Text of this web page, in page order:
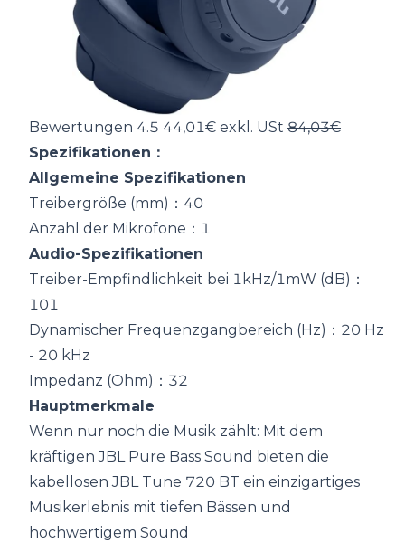
Bewertungen 4.5 44,01€ exkl. USt 84,03€
Spezifikationen：
Allgemeine Spezifikationen
Treibergröße (mm)：40
Anzahl der Mikrofone：1
Audio-Spezifikationen
Treiber-Empfindlichkeit bei 1kHz/1mW (dB)：
101
Dynamischer Frequenzgangbereich (Hz)：20 Hz
- 20 kHz
Impedanz (Ohm)：32
Hauptmerkmale
Wenn nur noch die Musik zählt: Mit dem
kräftigen JBL Pure Bass Sound bieten die
kabellosen JBL Tune 720 BT ein einzigartiges
Musikerlebnis mit tiefen Bässen und
hochwertigem Sound